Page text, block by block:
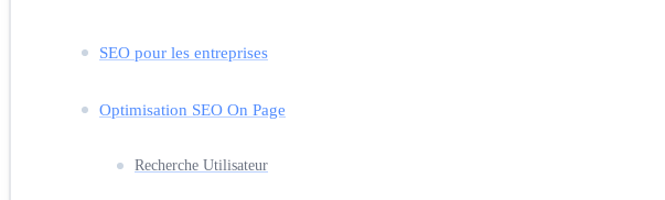
SEO pour les entreprises
Optimisation SEO On Page
Recherche Utilisateur